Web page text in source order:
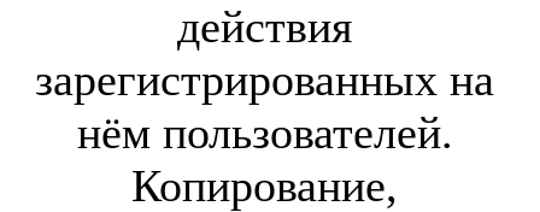
действия
зарегистрированных на
нём пользователей.
Копирование,